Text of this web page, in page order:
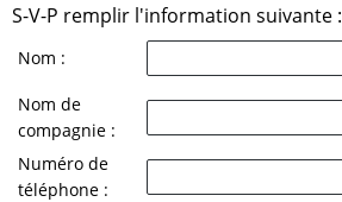
S-V-P remplir l'information suivante :
Nom :
Nom de
compagnie :
Numéro de
téléphone :